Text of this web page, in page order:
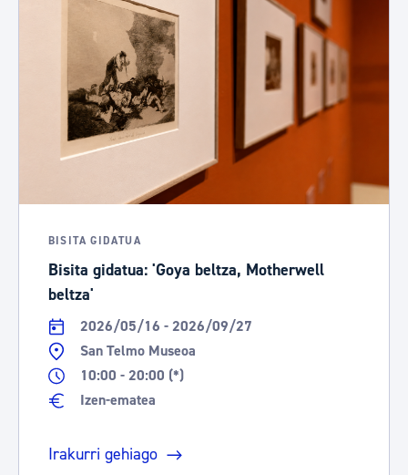
BISITA GIDATUA
Bisita gidatua: 'Goya beltza, Motherwell
beltza'
2026/05/16 - 2026/09/27
San Telmo Museoa
10:00 - 20:00 (*)
Izen-ematea
Irakurri gehiago